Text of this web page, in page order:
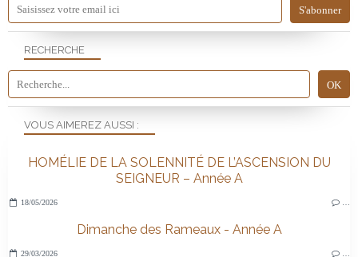
RECHERCHE
VOUS AIMEREZ AUSSI :
HOMÉLIE DE LA SOLENNITÉ DE L’ASCENSION DU
SEIGNEUR – Année A
18/05/2026
Dimanche des Rameaux - Année A
29/03/2026